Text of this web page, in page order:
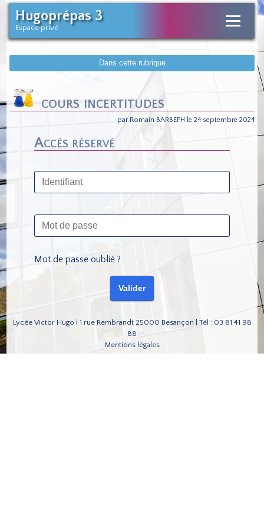
Hugoprépas 3
Espace privé
Dans cette rubrique
cours incertitudes
par Romain BARBEPH le 24 septembre 2024
Accès réservé
Mot de passe oublié ?
Lycée Victor Hugo | 1 rue Rembrandt 25000 Besançon | Tél : 03 81 41 98
88
Mentions légales